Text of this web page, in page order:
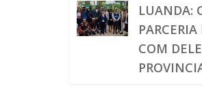
LUANDA:
COM